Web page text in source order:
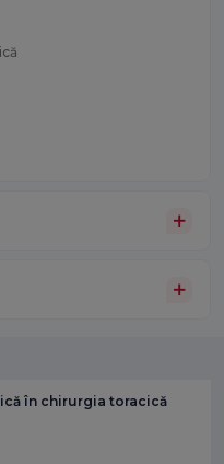
în chirurgia toracică